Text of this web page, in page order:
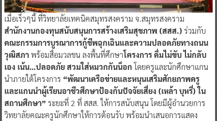
เมื่อเร็วๆนี้ ที่วิทยาลัยเทคนิคสมุทรสงคราม จ.สมุทรสงคราม
สำนักงานกองทุนสนับสนุนการสร้างเสริมสุขภาพ (สสส.) ร่วมกับ
คณะกรรมการบูรณาการกู้ชีพฉุกเฉินและความปลอดภัยทางถนน
วุฒิสภาพร้อมสื่อมวลชน ลงพื้นที่ศึกษาโครงการ ดื่มไม่ขับ ไม่กลับ
เอง เน้น…ปลอดภัย สวมใส่หมวกกันน็อก โดยครูและนักศึกษาแกน
นำภายใต้โครงการ “พัฒนาเครือข่ายและหนุนเสริมศักยภาพครู
และแกนนำผู้เรียนอาชีวศึกษาป้องกันปัจจัยเสี่ยง (เหล้า บุหรี่) ใน
สถานศึกษา” ระยะที่ 2 ที่ สสส. ให้การสนับสนุน โดยมีผู้อำนวยการ
วิทยาลัยคณะครูนักศึกษาให้การต้อนรับ พร้อมนำเสนอการแสดง